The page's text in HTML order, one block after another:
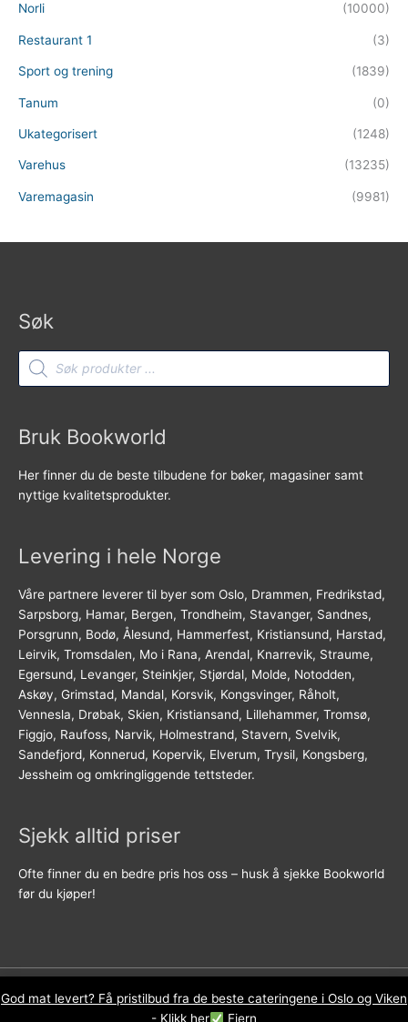
God mat levert? Få pristilbud fra de beste cateringene i Oslo og Viken
- Klikk her
Fjern
Norli (10000)
Restaurant 1 (3)
Sport og trening (1839)
Tanum (0)
Ukategorisert (1248)
Varehus (13235)
Varemagasin (9981)
Søk
Products
search
Bruk Bookworld
Her finner du de beste tilbudene for bøker, magasiner samt
nyttige kvalitetsprodukter.
Levering i hele Norge
Våre partnere leverer til byer som Oslo, Drammen, Fredrikstad,
Sarpsborg, Hamar, Bergen, Trondheim, Stavanger, Sandnes,
Porsgrunn, Bodø, Ålesund, Hammerfest, Kristiansund, Harstad,
Leirvik, Tromsdalen, Mo i Rana, Arendal, Knarrevik, Straume,
Egersund, Levanger, Steinkjer, Stjørdal, Molde, Notodden,
Askøy, Grimstad, Mandal, Korsvik, Kongsvinger, Råholt,
Vennesla, Drøbak, Skien, Kristiansand, Lillehammer, Tromsø,
Figgjo, Raufoss, Narvik, Holmestrand, Stavern, Svelvik,
Sandefjord, Konnerud, Kopervik, Elverum, Trysil, Kongsberg,
Jessheim og omkringliggende tettsteder.
Sjekk alltid priser
Ofte finner du en bedre pris hos oss – husk å sjekke Bookworld
før du kjøper!
Kopirett © 2026Bookworld.no- Org.nr. 921 615 426